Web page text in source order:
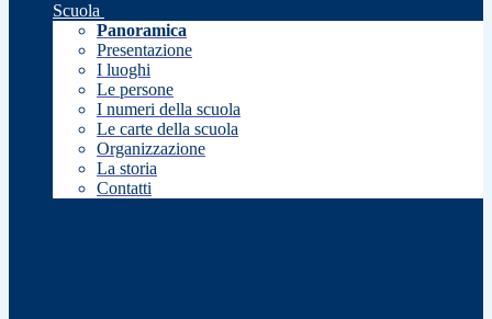
Scuola
Panoramica
Presentazione
I luoghi
Le persone
I numeri della scuola
Le carte della scuola
Organizzazione
La storia
Contatti